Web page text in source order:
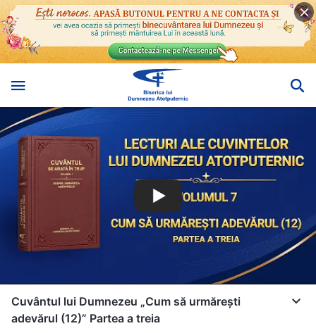
Cuvântul lui Dumnezeu „Cum să urmărești
adevărul (12)” Partea a treia